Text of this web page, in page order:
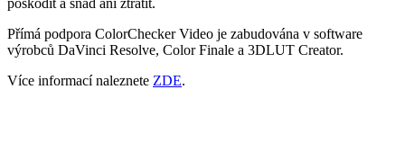
poškodit a snad ani ztratit.
Přímá podpora ColorChecker Video je zabudována v software
výrobců DaVinci Resolve, Color Finale a 3DLUT Creator.
Více informací naleznete ZDE.